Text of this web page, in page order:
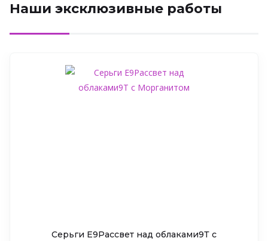
Наши эксклюзивные работы
Серьги Е9Рассвет над облаками9Т c